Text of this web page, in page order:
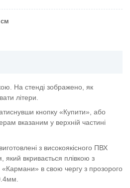
На стенді зображено, як
літери.
кнопку «Купити», або
вказаним у верхній частині
з високоякісного ПВХ
вкривається плівкою з
в свою чергу з прозорого